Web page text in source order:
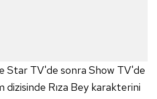
aşağıda yer alan panel
Çerezlere ilişkin detaylı bilgi
Çerez Bilgilendirme
Star TV'de sonra Show TV'de
dizisinde Rıza Bey karakterini